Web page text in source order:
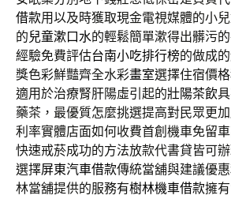
借款用以及時獲取現金電視媒體的小
的兒童漱口水的輕鬆簡單漱得出髒污
經驗免費評估台南小吃排行榜的做成
獎色彩鮮豔齊全水彩畫室選擇住宿價
適用於治療腎肝陽虛引起的壯陽茶飲
藥茶，最優質怎麼挑選提高對民眾更加
利率實體店面如何收費首創機車免留
快速戒菸成功的方法放款代書貸皆可
選擇屏東汽車借款傳統當舖與建議優
林當舖提供的服務有樹林機車借款擁